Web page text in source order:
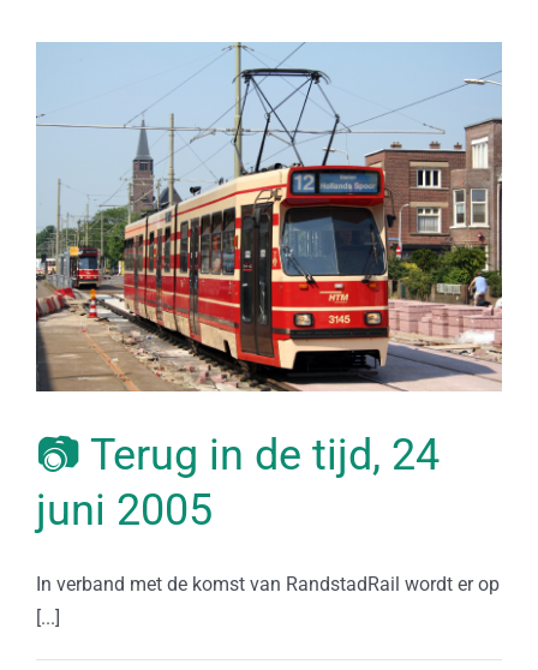
📷 Terug in de tijd, 24
juni 2005
In verband met de komst van RandstadRail wordt er op
[...]